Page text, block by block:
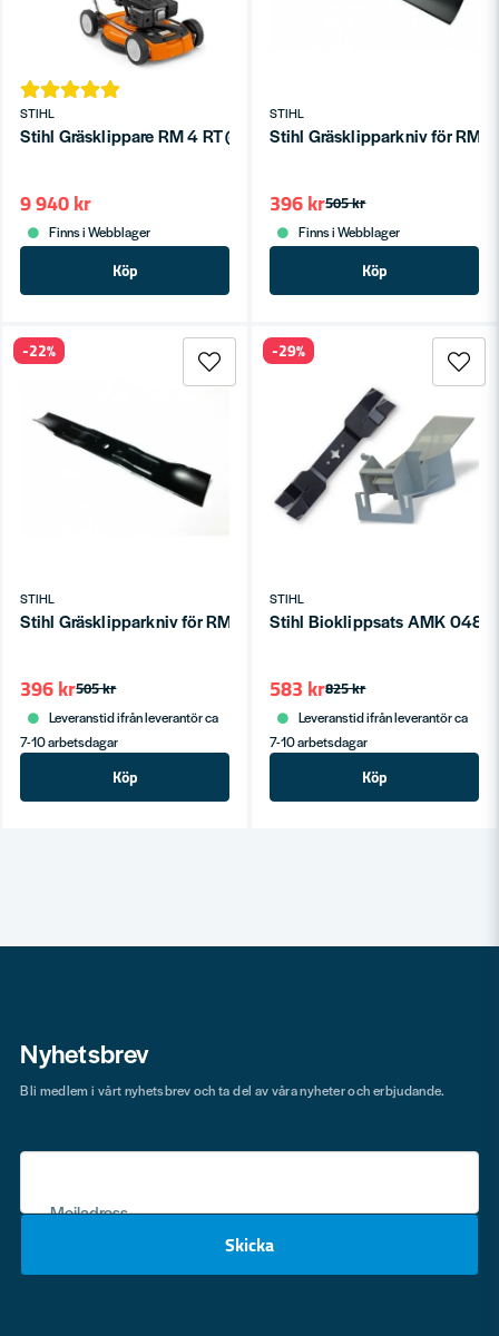
STIHL
Stihl Gräsklippare RM 4 RT (->2500m2)
9 940 kr
Finns i Webblager
Köp
STIHL
Stihl Gräsklipparkniv för RM
505 kr
396 kr
Finns i Webblager
Köp
STIHL
Stihl Gräsklipparkniv för RM 248 och MB 248
505 kr
396 kr
Leveranstid ifrån leverantör ca
7-10 arbetsdagar
Köp
-22%
STIHL
Stihl Bioklippsats AMK 048
825 kr
583 kr
Leveranstid ifrån leverantör ca
7-10 arbetsdagar
Köp
-29%
Nyhetsbrev
Mejladress
Skicka
Bli medlem i vårt nyhetsbrev och ta del av våra nyheter och erbjudande.